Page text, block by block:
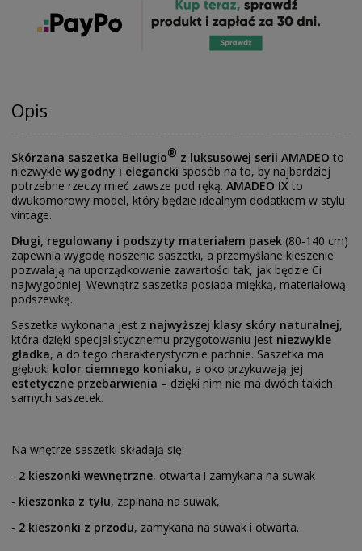
Opis
Skórzana saszetka Bellugio® z luksusowej serii AMADEO to
niezwykle wygodny i elegancki sposób na to, by najbardziej
potrzebne rzeczy mieć zawsze pod ręką. AMADEO IX to
dwukomorowy model, który będzie idealnym dodatkiem w stylu
vintage.
Długi, regulowany i podszyty materiałem pasek (80-140 cm)
zapewnia wygodę noszenia saszetki, a przemyślane kieszenie
pozwalają na uporządkowanie zawartości tak, jak będzie Ci
najwygodniej. Wewnątrz saszetka posiada miękką, materiałową
podszewkę.
Saszetka wykonana jest z najwyższej klasy skóry naturalnej,
która dzięki specjalistycznemu przygotowaniu jest niezwykle
gładka, a do tego charakterystycznie pachnie. Saszetka ma
głęboki kolor ciemnego koniaku, a oko przykuwają jej
estetyczne przebarwienia – dzięki nim nie ma dwóch takich
samych saszetek.
Na wnętrze saszetki składają się:
- 2 kieszonki wewnętrzne, otwarta i zamykana na suwak
- kieszonka z tyłu, zapinana na suwak,
- 2 kieszonki z przodu, zamykana na suwak i otwarta.